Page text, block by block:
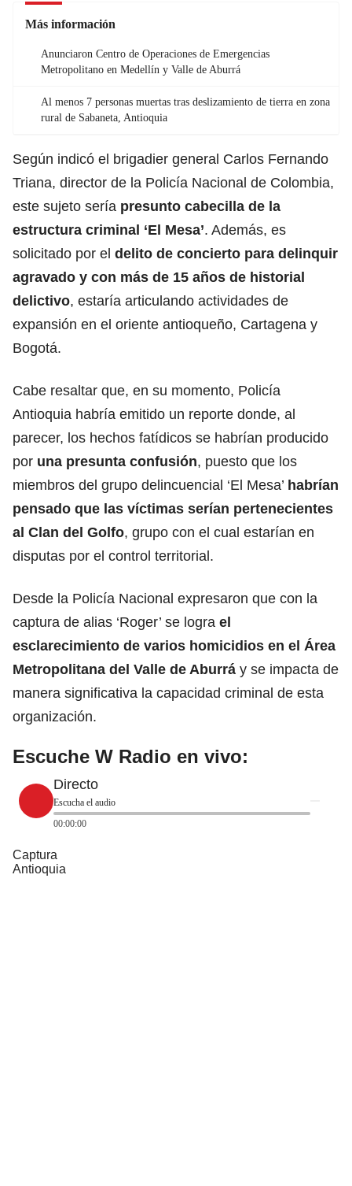
Más información
Anunciaron Centro de Operaciones de Emergencias
Metropolitano en Medellín y Valle de Aburrá
Al menos 7 personas muertas tras deslizamiento de tierra en zona
rural de Sabaneta, Antioquia
Según indicó el brigadier general Carlos Fernando
Triana, director de la Policía Nacional de Colombia,
este sujeto sería presunto cabecilla de la
estructura criminal ‘El Mesa’. Además, es
solicitado por el delito de concierto para delinquir
agravado y con más de 15 años de historial
delictivo, estaría articulando actividades de
expansión en el oriente antioqueño, Cartagena y
Bogotá.
Cabe resaltar que, en su momento, Policía
Antioquia habría emitido un reporte donde, al
parecer, los hechos fatídicos se habrían producido
por una presunta confusión, puesto que los
miembros del grupo delincuencial ‘El Mesa’ habrían
pensado que las víctimas serían pertenecientes
al Clan del Golfo, grupo con el cual estarían en
disputas por el control territorial.
Desde la Policía Nacional expresaron que con la
captura de alias ‘Roger’ se logra el
esclarecimiento de varios homicidios en el Área
Metropolitana del Valle de Aburrá y se impacta de
manera significativa la capacidad criminal de esta
organización.
Escuche W Radio en vivo:
Directo
Escucha el audio
00:00:00
Captura
Antioquia